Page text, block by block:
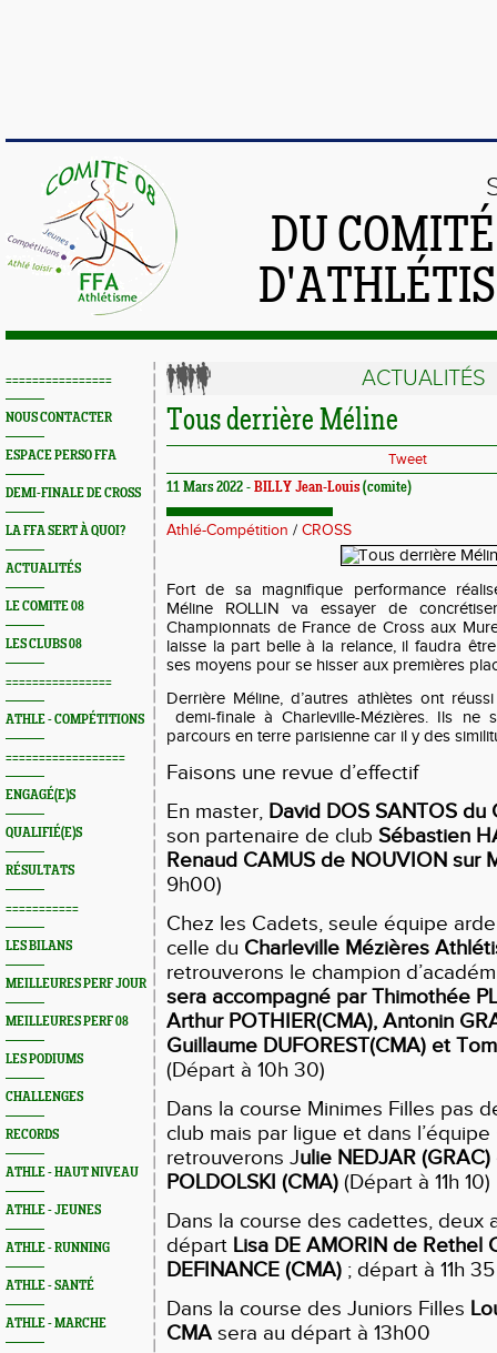
DU
================
NOUS CONTACTER
ESPACE PERSO FFA
DEMI-FINALE DE CROSS
LA FFA SERT À QUOI?
ACTUALITÉS
LE COMITE 08
LES CLUBS 08
================
ATHLE - COMPÉTITIONS
==================
ENGAGÉ(E)S
QUALIFIÉ(E)S
RÉSULTATS
===========
LES BILANS
MEILLEURES PERF JOUR
MEILLEURES PERF 08
LES PODIUMS
CHALLENGES
RECORDS
ATHLE - HAUT NIVEAU
ATHLE - JEUNES
ATHLE - RUNNING
ATHLE - SANTÉ
ATHLE - MARCHE
ACTUALITÉS
Tous derrière Méline
Tweet
11 Mars 2022 - BILLY Jean-Louis(comite)
Athlé-Compétition / CROSS
Fort de sa magnifique performance
Méline ROLLIN va essayer de
Championnats de France de Cross aux
laisse la part belle à la relance, il faudra
ses moyens pour se hisser aux premières
Derrière Méline, d’autres athlètes ont
demi-finale à Charleville-Mézières. Ils
parcours en terre parisienne car il y des
Faisons une revue d’effectif
En master, David DOS SANTOS du
son partenaire de club Sébastien
Renaud CAMUS de NOUVION sur
9h00)
Chez les Cadets, seule équipe
celle du Charleville Mézières
retrouverons le champion
sera accompagné par Thimothée
Arthur POTHIER(CMA), Antonin
Guillaume DUFOREST(CMA) et
(Départ à 10h 30)
Dans la course Minimes Filles pas
club mais par ligue et dans
retrouverons Julie NEDJAR
POLDOLSKI (CMA) (Départ à 11h 10)
Dans la course des cadettes, deux
départ Lisa DE AMORIN de Rethel
DEFINANCE (CMA) ; départ à 11h 35
Dans la course des Juniors Filles
CMA sera au départ à 13h00